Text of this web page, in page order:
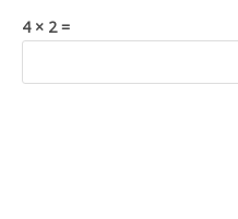
4 × 2 =